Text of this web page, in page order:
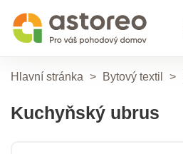
Hlavní stránka > Bytový textil >
Kuchyňský ubrus